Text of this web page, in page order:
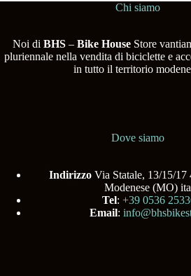
Chi siamo
Noi di BHS– Bike HouseStore
pluriennale nella vendita di biciclette e
in tutto il territorio
Dove siamo
Indirizzo Via Statale, 13/15/17
Modenese (MO)
Tel:+39 0536
Email: